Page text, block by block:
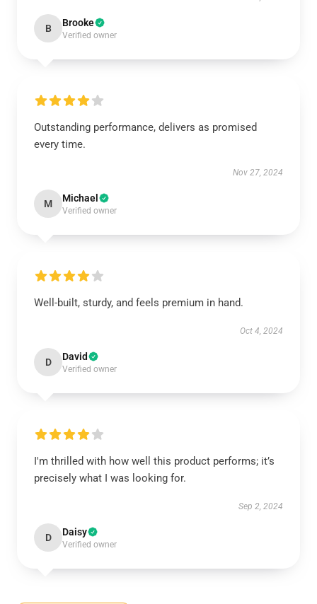
B Brooke
Verified owner
Outstanding performance, delivers as promised
every time.
Nov 27, 2024
M Michael
Verified owner
Well-built, sturdy, and feels premium in hand.
Oct 4, 2024
D David
Verified owner
I'm thrilled with how well this product performs; it’s
precisely what I was looking for.
Sep 2, 2024
D Daisy
Verified owner